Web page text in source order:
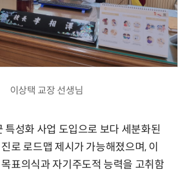
이상택 교장 선생님
특성화 사업 도입으로 보다 세분화된
로 로드맵 제시가 가능해졌으며, 이
표의식과 자기주도적 능력을 고취함